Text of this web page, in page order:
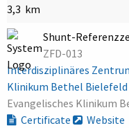
3,3 km
Shunt-
ZFD-013
Interdisziplinäres
Klinikum Bethel Bielefeld
Evangelisches Klinikum
Certificate
Website